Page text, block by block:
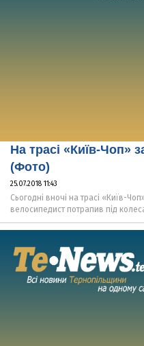
На трасі «Київ-Чоп»
(Фото)
25.07.2018 11:43
Сьогодні вночі на трасі «Київ-
велосипедист потрапив під